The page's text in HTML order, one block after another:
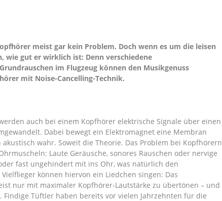
meist gar kein Problem. Doch wenn es um die leisen
wie gut er wirklich ist: Denn verschiedene
im Flugzeug können den Musikgenuss
mit Noise-Cancelling-Technik.
auch bei einem Kopfhörer elektrische Signale über einen
Dabei bewegt ein Elektromagnet eine Membran
wahr. Soweit die Theorie. Das Problem bei Kopfhörern
Laute Geräusche, sonores Rauschen oder nervige
fast ungehindert mit ins Ohr, was natürlich den
können hiervon ein Liedchen singen: Das
nur mit maximaler Kopfhörer-Lautstärke zu übertönen – und
Tüftler haben bereits vor vielen Jahrzehnten für die